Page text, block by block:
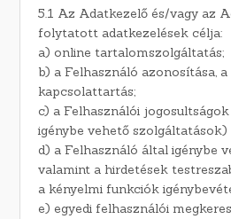
5.1 Az Adatkezelő és/vagy az
folytatott adatkezelések célja:
a) online tartalomszolgáltatás;
b) a Felhasználó azonosítása,
kapcsolattartás;
c) a Felhasználói
igénybe vehető szolgáltatások)
d) a Felhasználó által igénybe
valamint a hirdetések
a kényelmi funkciók
e) egyedi felhasználói